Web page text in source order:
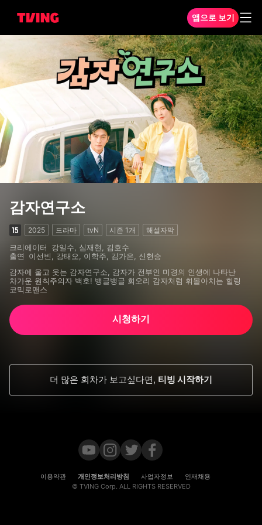
앱으로 보기
감자연구소 1화
감자연구소
2025 드라마 tvN 시즌 1 개 해설자막
크리에이터
강일수, 심재현, 김호수
출연
이선빈, 강태오, 이학주, 김가은, 신현승
감자에 울고 웃는 감자연구소, 감자가 전부인 미경의 인생에 나타난
차가운 원칙주의자 백호! 뱅글뱅글 회오리 감자처럼 휘몰아치는 힐링
코믹로맨스
시청하기
더 많은 회차가 보고싶다면, 티빙 시작하기
이용약관 개인정보처리방침 사업자정보
인재채용
© TVING Corp. ALL RIGHTS RESERVED